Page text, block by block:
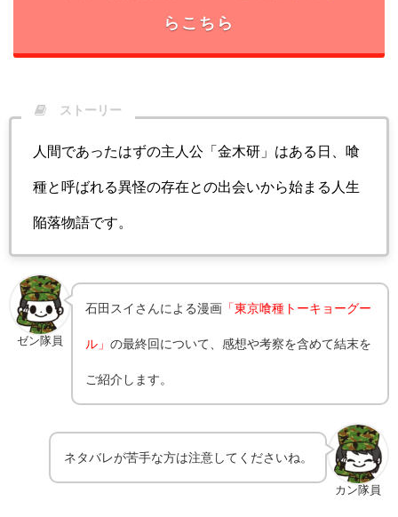
らこちら
ストーリー
人間であったはずの主人公「金木研」はある日、喰
種と呼ばれる異怪の存在との出会いから始まる人生
陥落物語です。
ゼン隊員
石田スイさんによる漫画 「東京喰種トーキョーグー
ル」の最終回について、感想や考察を含めて結末を
ご紹介します。
カン隊員
ネタバレが苦手な方は注意してくださいね。